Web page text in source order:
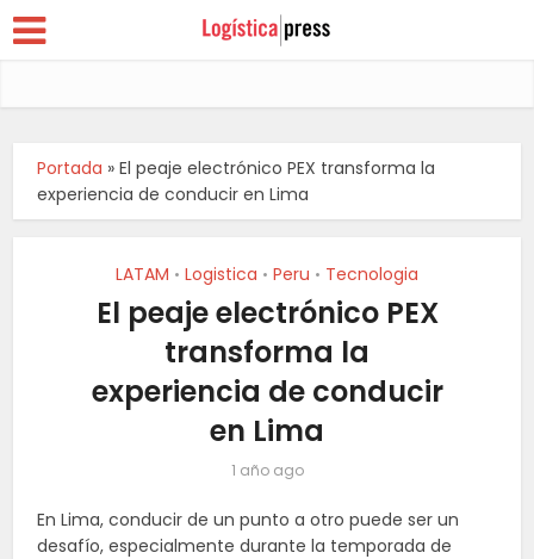
Portada »El peaje electrónico PEX transforma la
experiencia de conducir en Lima
LATAM • Logistica • Peru • Tecnologia
El peaje electrónico PEX
transforma la
experiencia de conducir
en Lima
1 año ago
En Lima, conducir de un punto a otro puede ser un
desafío, especialmente durante la temporada de